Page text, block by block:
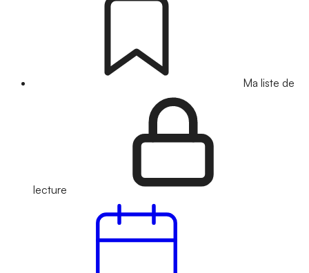
Ma liste de
lecture